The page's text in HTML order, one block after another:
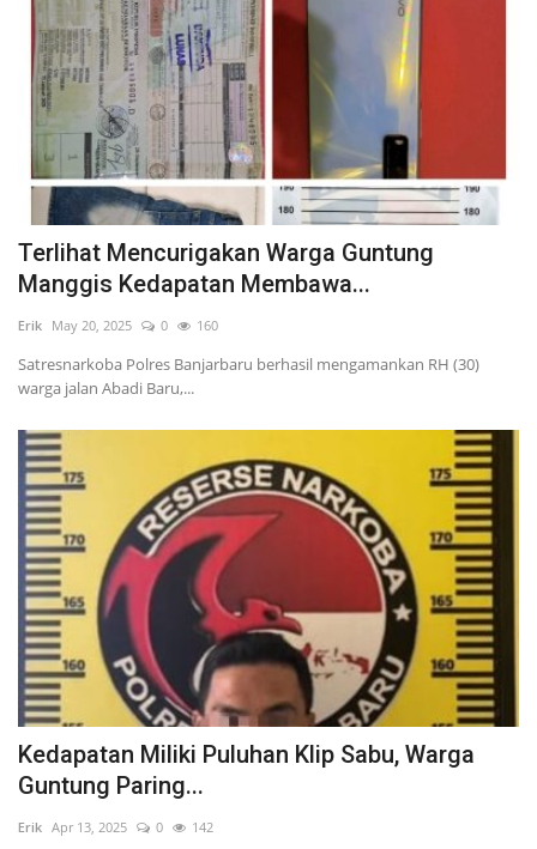
Terlihat Mencurigakan Warga Guntung
Manggis Kedapatan Membawa...
Erik May 20, 2025 0 160
Satresnarkoba Polres Banjarbaru berhasil mengamankan RH (30)
warga jalan Abadi Baru,...
Kedapatan Miliki Puluhan Klip Sabu, Warga
Guntung Paring...
Erik Apr 13, 2025 0 142